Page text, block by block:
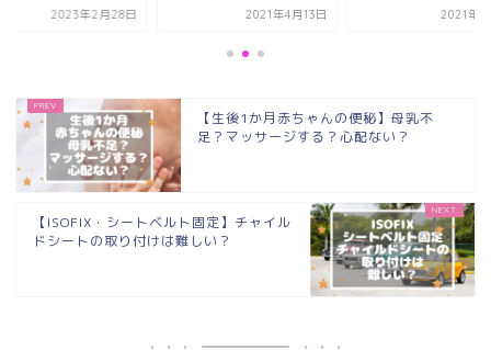
2023年2月28日 2021年4月13日 2021年4
【生後1か月赤ちゃんの便秘】母乳不
足？マッサージする？心配ない？
【ISOFIX・シートベルト固定】チャイル
ドシートの取り付けは難しい？